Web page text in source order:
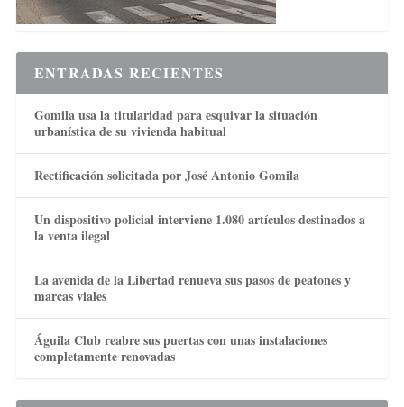
ENTRADAS RECIENTES
Gomila usa la titularidad para esquivar la situación
urbanística de su vivienda habitual
Rectificación solicitada por José Antonio Gomila
Un dispositivo policial interviene 1.080 artículos destinados a
la venta ilegal
La avenida de la Libertad renueva sus pasos de peatones y
marcas viales
Águila Club reabre sus puertas con unas instalaciones
completamente renovadas